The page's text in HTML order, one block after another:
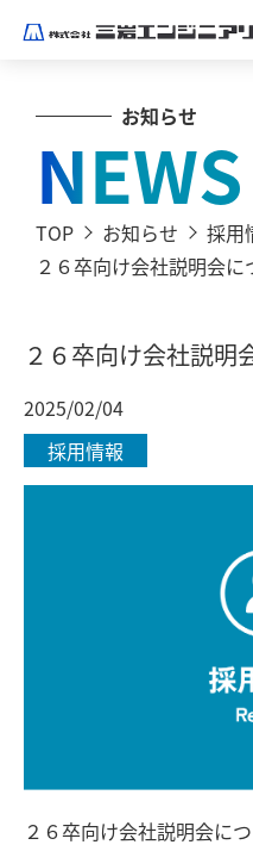
お知らせ
NEWS
TOP お知らせ
採用
２６卒向け会社説明会に
２６卒向け会社説明
2025/02/04
採用情報
２６卒向け会社説明会に